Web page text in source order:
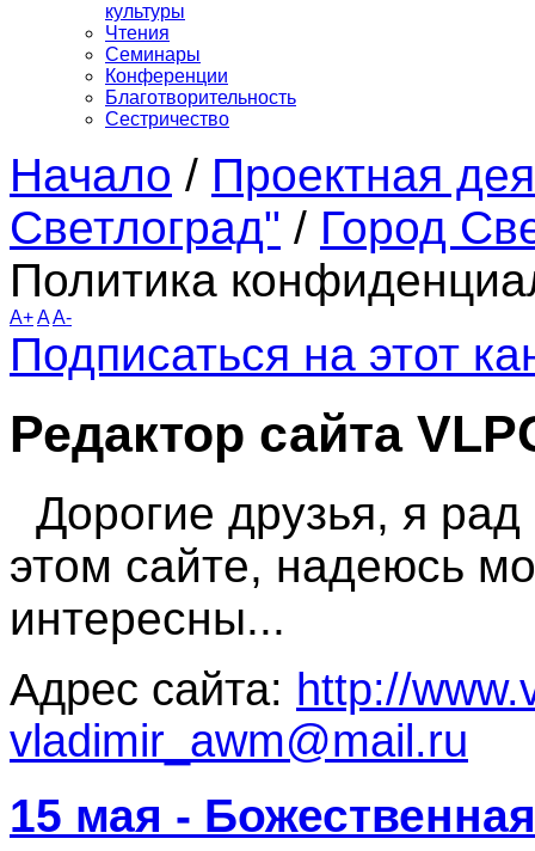
культуры
Чтения
Семинары
Конференции
Благотворительность
Сестричество
Начало / Проектная
Светлоград" / Город
Политика
A+AA-
Подписаться на этот
Редактор сайта
Дорогие друзья, я рад
этом сайте, надеюсь
интересны...
Адрес сайта: http://
vladimir_awm@mail.ru
15 мая -